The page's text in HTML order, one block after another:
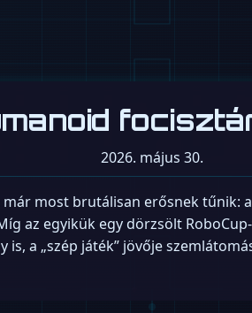
2026. május 30.
most brutálisan erősnek tűnik:
az egyikük egy dörzsölt
a „szép játék” jövője